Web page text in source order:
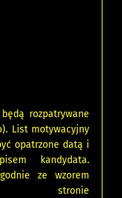
rozpatrywane
List motywacyjny
opatrzone datą i
kandydata.
ze wzorem
stronie